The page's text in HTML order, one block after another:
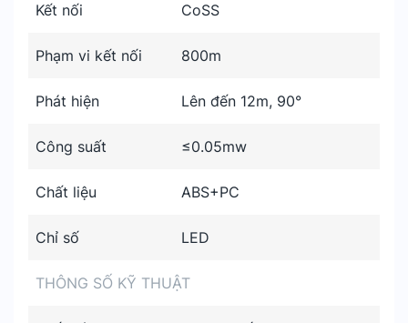
Kết nối CoSS
Phạm vi kết nối 800m
Phát hiện Lên đến 12m, 90°
Công suất ≤0.05mw
Chất liệu ABS+PC
Chỉ số LED
THÔNG SỐ KỸ THUẬT